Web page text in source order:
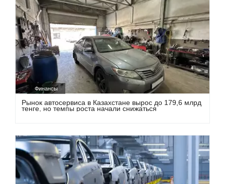
Финансы
Рынок автосервиса в Казахстане вырос до 179,6 млрд
тенге, но темпы роста начали снижаться